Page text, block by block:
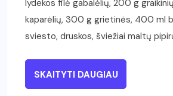
lydekos filė gabalėlių, 200 g
kaparėlių, 300 g grietinės, 400 ml
sviesto, druskos, šviežiai maltų
SKAITYTI DAUGIAU